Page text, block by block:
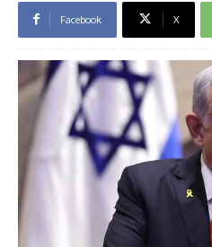
Facebook X